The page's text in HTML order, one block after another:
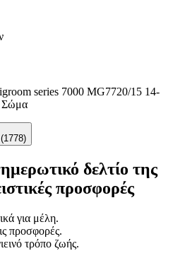
series 7000 MG7720/15 14-
Σώμα
(1778)
δελτίο της
προσφορές
για μέλη.
προσφορές.
τρόπο ζωής.